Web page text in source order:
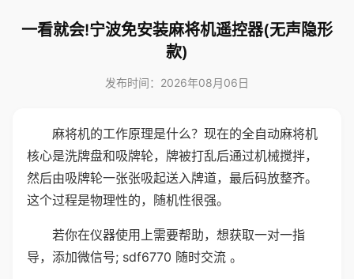
一看就会!宁波免安装麻将机遥控器(无声隐形
款)
发布时间：2026年08月06日
麻将机的工作原理是什么？现在的全自动麻将机
核心是洗牌盘和吸牌轮，牌被打乱后通过机械搅拌，
然后由吸牌轮一张张吸起送入牌道，最后码放整齐。
这个过程是物理性的，随机性很强。
若你在仪器使用上需要帮助，想获取一对一指
导，添加微信号; sdf6770 随时交流 。